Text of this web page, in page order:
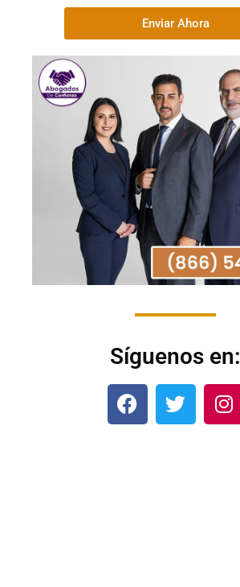
Enviar Ahora
Síguenos en: